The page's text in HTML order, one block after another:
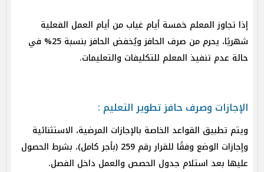
إذا تجاوز المعلم خمسة أيام غياب من أيام العمل الفعلية
شهريًا، يحرم من صرف الحافز ويُخفض الحافز بنسبة 25% في
حالة عدم تنفيذ المعلم للتكليفات والتعليمات.
الإجازات وصرف حافز تطوير التعليم :
ويتم تطبيق القواعد الخاصة بالإجازات المرضية، الاستثنائية
وإجازات الوضع وفقًا للقرار رقم 259 (بأجر كامل)، بشرط الحصول
عليها بعد استلام جدول الحصص والعمل داخل الفصل.